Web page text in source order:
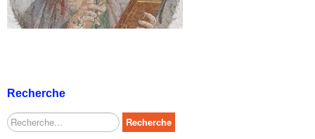
Recherche
Rechercher Recherche